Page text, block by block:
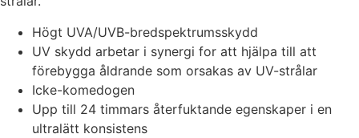
Högt UVA/UVB-bredspektrumsskydd
UV skydd arbetar i synergi for att hjälpa till att
förebygga åldrande som orsakas av UV-strålar
Icke-komedogen
Upp till 24 timmars återfuktande egenskaper i en
ultralätt konsistens